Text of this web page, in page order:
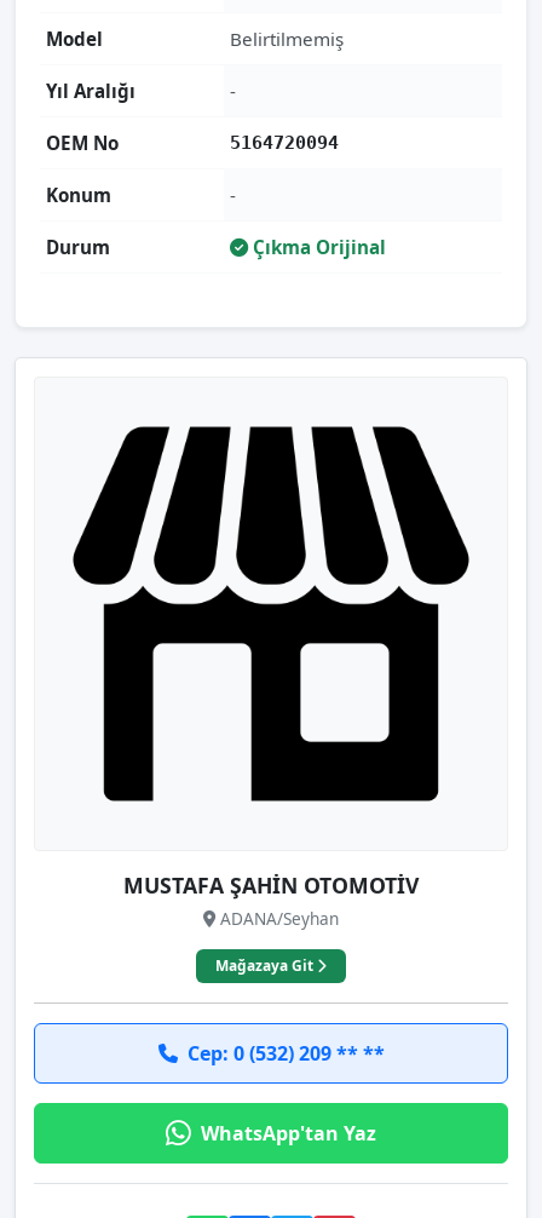
Model Belirtilmemiş
Yıl Aralığı -
OEM No 5164720094
Konum -
Durum Çıkma Orijinal
MUSTAFA ŞAHİN OTOMOTİV
ADANA/Seyhan
Mağazaya Git
Cep: 0 (532) 209 ** **
WhatsApp'tan Yaz